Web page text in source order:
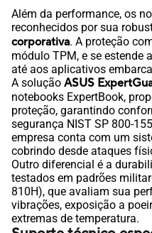
Além da performance, os
reconhecidos por sua
corporativa. A proteção
módulo TPM, e se estende
até aos aplicativos
A solução ASUS
notebooks ExpertBook,
proteção, garantindo
segurança NIST SP 800-
empresa conta com um
cobrindo desde ataques
Outro diferencial é a
testados em padrões
810H), que avaliam sua
vibrações, exposição a
extremas de temperatura.